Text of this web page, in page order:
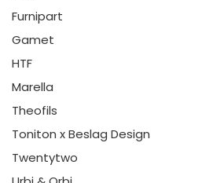
Furnipart
Gamet
HTF
Marella
Theofils
Toniton x Beslag Design
Twentytwo